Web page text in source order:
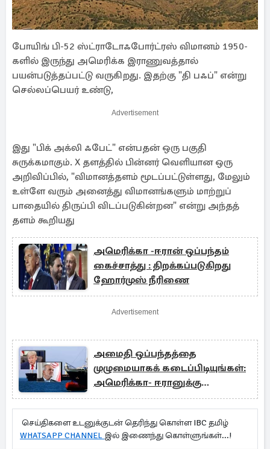
போயிங் பி-52 ஸ்ட்ராடோஃபோர்ட்ரஸ் விமானம் 1950-
களில் இருந்து அமெரிக்க இராணுவத்தால்
பயன்படுத்தப்பட்டு வருகிறது. இதற்கு "தி பஃப்" என்று
செல்லப்பெயர் உண்டு,
Advertisement
இது "பிக் அக்லி ஃபேட்" என்பதன் ஒரு பகுதி
சுருக்கமாகும். X தளத்தில் பின்னர் வெளியான ஒரு
அறிவிப்பில், "விமானத்தளம் மூடப்பட்டுள்ளது, மேலும்
உள்ளே வரும் அனைத்து விமானங்களும் மாற்றுப்
பாதையில் திருப்பி விடப்படுகின்றன" என்று அந்தத்
தளம் கூறியது
அமெரிக்கா -ஈரான் ஒப்பந்தம்
கைச்சாத்து : திறக்கப்படுகிறது
ஹோர்முஸ் நீரிணை
Advertisement
அமைதி ஒப்பந்தத்தை
முழுமையாகக் கடைப்பிடியுங்கள்:
அமெரிக்கா- ஈரானுக்கு
வலியுறுத்தல்
செய்திகளை உடனுக்குடன் தெரிந்து கொள்ள IBC தமிழ்
WHATSAPP CHANNEL இல் இணைந்து கொள்ளுங்கள்...!